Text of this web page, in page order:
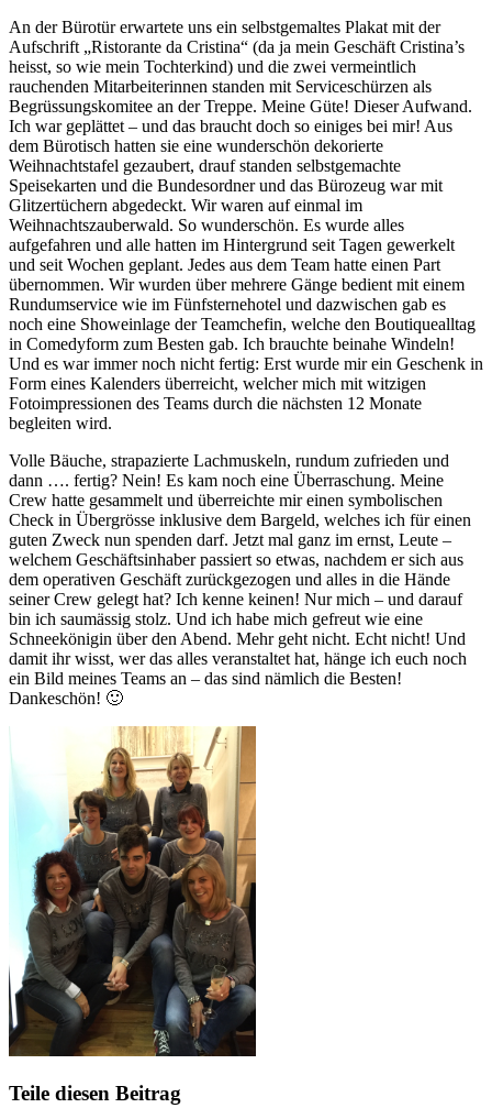
An der Bürotür erwartete uns ein selbstgemaltes Plakat mit der
Aufschrift „Ristorante da Cristina“ (da ja mein Geschäft Cristina’s
heisst, so wie mein Tochterkind) und die zwei vermeintlich
rauchenden Mitarbeiterinnen standen mit Serviceschürzen als
Begrüssungskomitee an der Treppe. Meine Güte! Dieser Aufwand.
Ich war geplättet – und das braucht doch so einiges bei mir! Aus
dem Bürotisch hatten sie eine wunderschön dekorierte
Weihnachtstafel gezaubert, drauf standen selbstgemachte
Speisekarten und die Bundesordner und das Bürozeug war mit
Glitzertüchern abgedeckt. Wir waren auf einmal im
Weihnachtszauberwald. So wunderschön. Es wurde alles
aufgefahren und alle hatten im Hintergrund seit Tagen gewerkelt
und seit Wochen geplant. Jedes aus dem Team hatte einen Part
übernommen. Wir wurden über mehrere Gänge bedient mit einem
Rundumservice wie im Fünfsternehotel und dazwischen gab es
noch eine Showeinlage der Teamchefin, welche den Boutiquealltag
in Comedyform zum Besten gab. Ich brauchte beinahe Windeln!
Und es war immer noch nicht fertig: Erst wurde mir ein Geschenk in
Form eines Kalenders überreicht, welcher mich mit witzigen
Fotoimpressionen des Teams durch die nächsten 12 Monate
begleiten wird.
Volle Bäuche, strapazierte Lachmuskeln, rundum zufrieden und
dann …. fertig? Nein! Es kam noch eine Überraschung. Meine
Crew hatte gesammelt und überreichte mir einen symbolischen
Check in Übergrösse inklusive dem Bargeld, welches ich für einen
guten Zweck nun spenden darf. Jetzt mal ganz im ernst, Leute –
welchem Geschäftsinhaber passiert so etwas, nachdem er sich aus
dem operativen Geschäft zurückgezogen und alles in die Hände
seiner Crew gelegt hat? Ich kenne keinen! Nur mich – und darauf
bin ich saumässig stolz. Und ich habe mich gefreut wie eine
Schneekönigin über den Abend. Mehr geht nicht. Echt nicht! Und
damit ihr wisst, wer das alles veranstaltet hat, hänge ich euch noch
ein Bild meines Teams an – das sind nämlich die Besten!
Dankeschön! 🙂
Teile diesen Beitrag